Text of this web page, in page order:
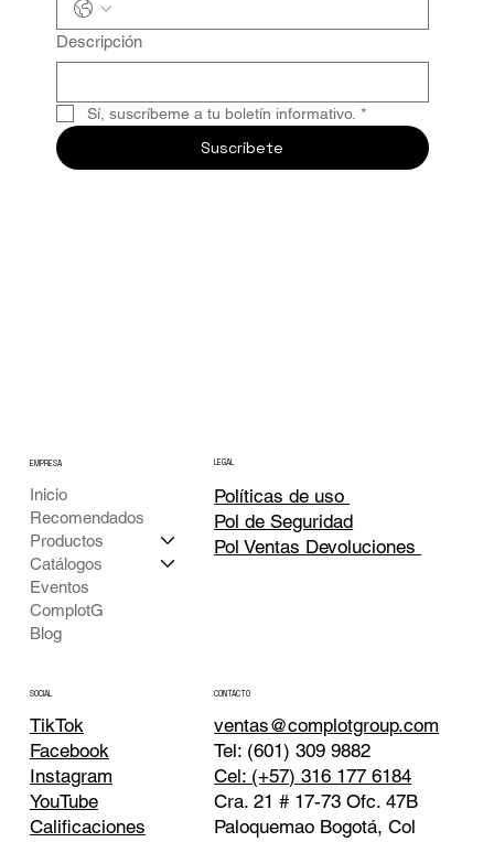
Descripción
Sí, suscríbeme a tu boletín informativo. *
Suscríbete
EMPRESA
Inicio
Recomendados
Productos
Catálogos
Eventos
ComplotG
Blog
LEGAL
Políticas de uso
Pol de Seguridad
Pol Ventas Devoluciones
SOCIAL
TikTok
Facebook
Instagram
YouTube
Calificaciones
CONTACTO
ventas@complotgroup.com
Tel: (601) 309 9882
Cel: (+57) 316 177 6184
Cra. 21 # 17-73 Ofc. 47B
Paloquemao Bogotá, Col